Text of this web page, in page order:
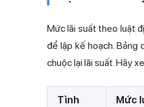
Mức lãi suất theo luật
để lập kế hoạch.
chuộc lại lãi suất. Hãy
Tình
Mức